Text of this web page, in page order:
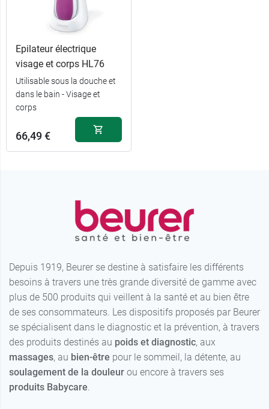
Epilateur électrique
visage et corps HL76
Utilisable sous la douche et
dans le bain - Visage et
corps
66,49 €
Depuis 1919, Beurer se destine à satisfaire les différents
besoins à travers une très grande diversité de gamme avec
plus de 500 produits qui veillent à la santé et au bien être
de ses consommateurs. Les dispositifs proposés par Beurer
se spécialisent dans le diagnostic et la prévention, à travers
des produits destinés au poids et diagnostic, aux
massages, au bien-être pour le sommeil, la détente, au
soulagement de la douleur ou encore à travers ses
produits Babycare.